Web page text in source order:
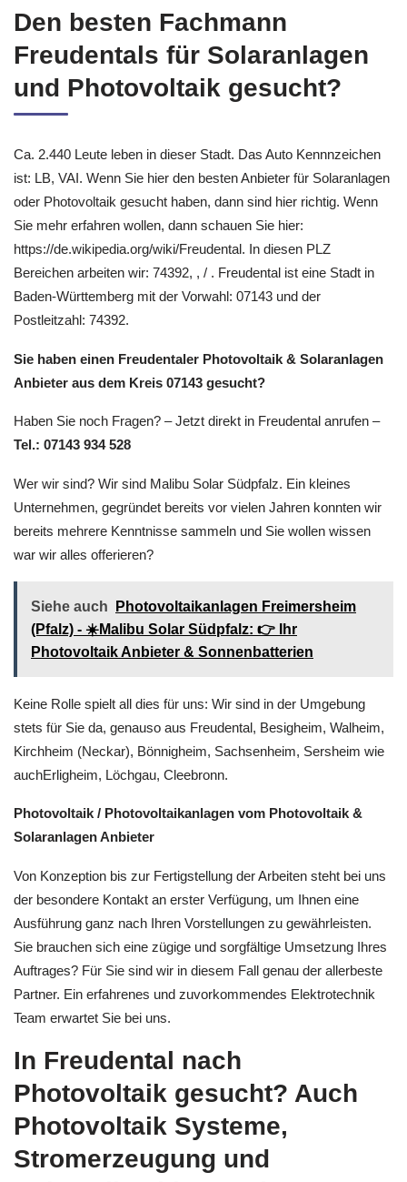
Den besten Fachmann
Freudentals für Solaranlagen
und Photovoltaik gesucht?
Ca. 2.440 Leute leben in dieser Stadt. Das Auto Kennnzeichen
ist: LB, VAI. Wenn Sie hier den besten Anbieter für Solaranlagen
oder Photovoltaik gesucht haben, dann sind hier richtig. Wenn
Sie mehr erfahren wollen, dann schauen Sie hier:
https://de.wikipedia.org/wiki/Freudental. In diesen PLZ
Bereichen arbeiten wir: 74392, , / . Freudental ist eine Stadt in
Baden-Württemberg mit der Vorwahl: 07143 und der
Postleitzahl: 74392.
Sie haben einen Freudentaler Photovoltaik & Solaranlagen
Anbieter aus dem Kreis 07143 gesucht?
Haben Sie noch Fragen? – Jetzt direkt in Freudental anrufen –
Tel.: 07143 934 528
Wer wir sind? Wir sind Malibu Solar Südpfalz. Ein kleines
Unternehmen, gegründet bereits vor vielen Jahren konnten wir
bereits mehrere Kenntnisse sammeln und Sie wollen wissen
war wir alles offerieren?
Siehe auch
Photovoltaikanlagen Freimersheim
(Pfalz) - ☀️Malibu Solar Südpfalz: 👉 Ihr
Photovoltaik Anbieter & Sonnenbatterien
Keine Rolle spielt all dies für uns: Wir sind in der Umgebung
stets für Sie da, genauso aus Freudental, Besigheim, Walheim,
Kirchheim (Neckar), Bönnigheim, Sachsenheim, Sersheim wie
auchErligheim, Löchgau, Cleebronn.
Photovoltaik / Photovoltaikanlagen vom Photovoltaik &
Solaranlagen Anbieter
Von Konzeption bis zur Fertigstellung der Arbeiten steht bei uns
der besondere Kontakt an erster Verfügung, um Ihnen eine
Ausführung ganz nach Ihren Vorstellungen zu gewährleisten.
Sie brauchen sich eine zügige und sorgfältige Umsetzung Ihres
Auftrages? Für Sie sind wir in diesem Fall genau der allerbeste
Partner. Ein erfahrenes und zuvorkommendes Elektrotechnik
Team erwartet Sie bei uns.
In Freudental nach
Photovoltaik gesucht? Auch
Photovoltaik Systeme,
Stromerzeugung und